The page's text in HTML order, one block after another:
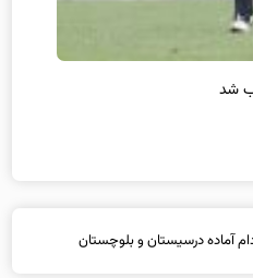
شد
آماده درسیستان و بلوچستان